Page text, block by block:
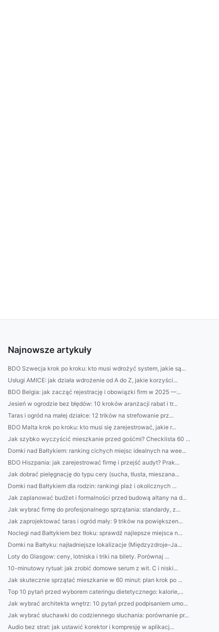
Najnowsze artykuły
BDO Szwecja krok po kroku: kto musi wdrożyć system, jakie są...
Usługi AMICE: jak działa wdrożenie od A do Z, jakie korzyści...
BDO Belgia: jak zacząć rejestrację i obowiązki firm w 2025 —...
Jesień w ogrodzie bez błędów: 10 kroków aranżacji rabat i tr...
Taras i ogród na małej działce: 12 trików na strefowanie prz...
BDO Malta krok po kroku: kto musi się zarejestrować, jakie r...
Jak szybko wyczyścić mieszkanie przed gośćmi? Checklista 60 ...
Domki nad Bałtykiem: ranking cichych miejsc idealnych na wee...
BDO Hiszpania: jak zarejestrować firmę i przejść audyt? Prak...
Jak dobrać pielęgnację do typu cery (sucha, tłusta, mieszana...
Domki nad Bałtykiem dla rodzin: rankingi plaż i okolicznych ...
Jak zaplanować budżet i formalności przed budową altany na d...
Jak wybrać firmę do profesjonalnego sprzątania: standardy, z...
Jak zaprojektować taras i ogród mały: 9 trików na powiększen...
Noclegi nad Bałtykiem bez tłoku: sprawdź najlepsze miejsca n...
Domki na Bałtyku: najładniejsze lokalizacje (Międzyzdroje–Ja...
Loty do Glasgow: ceny, lotniska i triki na bilety. Porównaj ...
10-minutowy rytuał: jak zrobić domowe serum z wit. C i niski...
Jak skutecznie sprzątać mieszkanie w 60 minut: plan krok po ...
Top 10 pytań przed wyborem cateringu dietetycznego: kalorie,...
Jak wybrać architekta wnętrz: 10 pytań przed podpisaniem umo...
Jak wybrać słuchawki do codziennego słuchania: porównanie pr...
Audio bez strat: jak ustawić korektor i kompresję w aplikacj...